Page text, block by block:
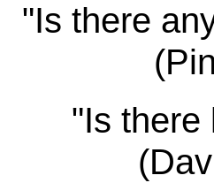
"Is there
"Is there